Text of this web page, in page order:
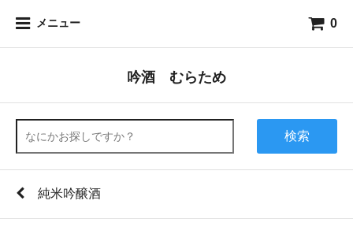
メニュー 0
吟酒 むらため
検索
純米吟醸酒